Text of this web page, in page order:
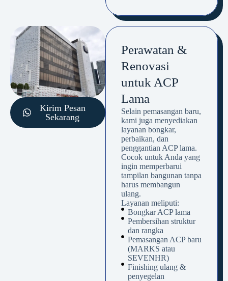
Kirim Pesan
Sekarang
Perawatan &
Renovasi
untuk ACP
Lama
Selain pemasangan baru,
kami juga menyediakan
layanan bongkar,
perbaikan, dan
penggantian ACP lama.
Cocok untuk Anda yang
ingin memperbarui
tampilan bangunan tanpa
harus membangun
ulang.
Layanan meliputi:
Bongkar ACP lama
Pembersihan struktur
dan rangka
Pemasangan ACP baru
(MARKS atau
SEVENHR)
Finishing ulang &
penyegelan